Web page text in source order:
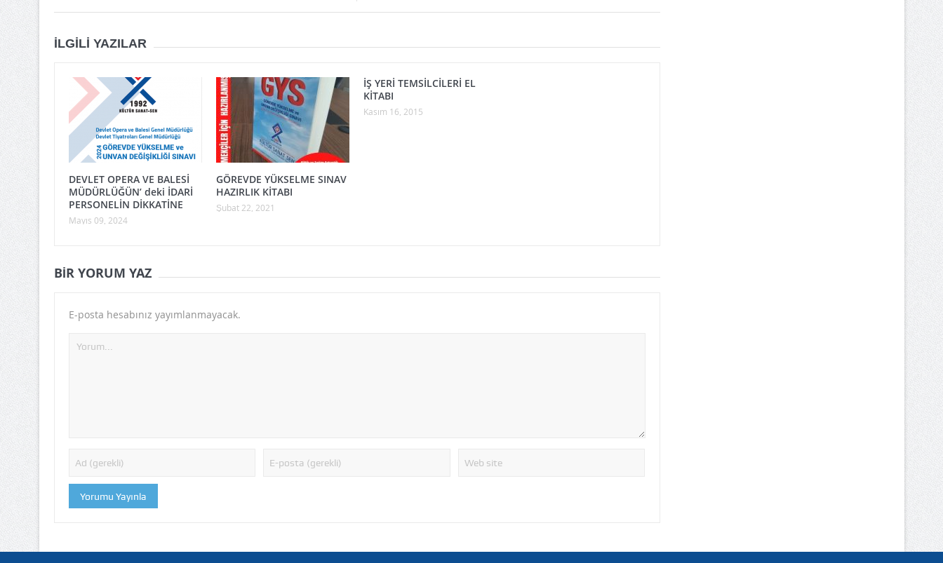
İLGILI YAZILAR
DEVLET OPERA VE BALESİ
MÜDÜRLÜĞÜN’ deki İDARİ
PERSONELİN DİKKATİNE
Mayıs 09, 2024
GÖREVDE YÜKSELME SINAV
HAZIRLIK KİTABI
Şubat 22, 2021
İŞ YERİ TEMSİLCİLERİ EL
KİTABI
Kasım 16, 2015
BIR YORUM YAZ
E-posta hesabınız yayımlanmayacak.